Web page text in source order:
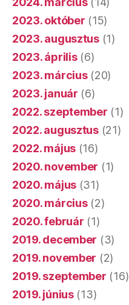
2023. október (15)
2023. augusztus(1)
2023. április(6)
2023. március(20)
2023. január (6)
2022. szeptember (1)
2022. augusztus(21)
2022. május (16)
2020. november (1)
2020. május (31)
2020. március(2)
2020. február (1)
2019. december (3)
2019. november (2)
2019. szeptember (16)
2019. június(13)